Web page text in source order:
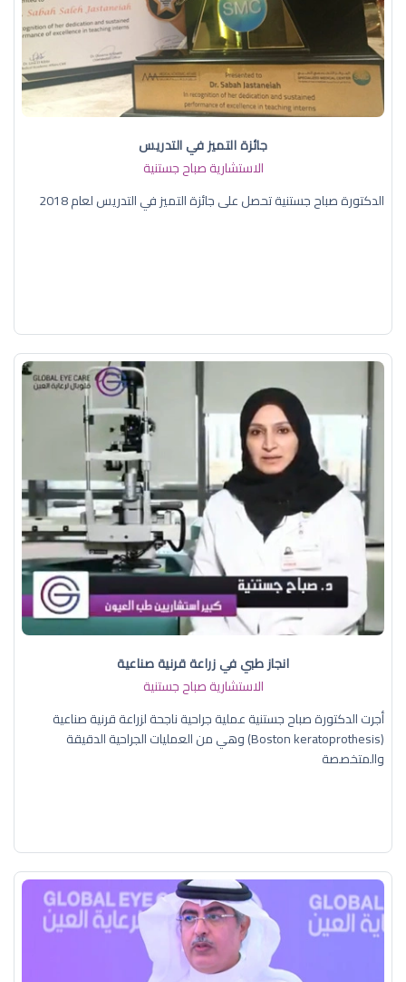
جائزة التميز في التدريس
الاستشارية صباح جستنية
الدكتورة صباح جستنية تحصل على جائزة التميز في التدريس لعام 2018
انجاز طبي في زراعة قرنية صناعية
الاستشارية صباح جستنية
أجرت الدكتورة صباح جستنية عملية جراحية ناجحة لزراعة قرنية صناعية
(Boston keratoprothesis) وهي من العمليات الجراحية الدقيقة
والمتخصصة